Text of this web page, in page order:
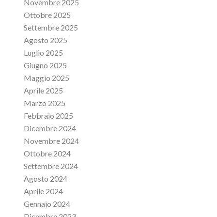
Novembre 2025
Ottobre 2025
Settembre 2025
Agosto 2025
Luglio 2025
Giugno 2025
Maggio 2025
Aprile 2025
Marzo 2025
Febbraio 2025
Dicembre 2024
Novembre 2024
Ottobre 2024
Settembre 2024
Agosto 2024
Aprile 2024
Gennaio 2024